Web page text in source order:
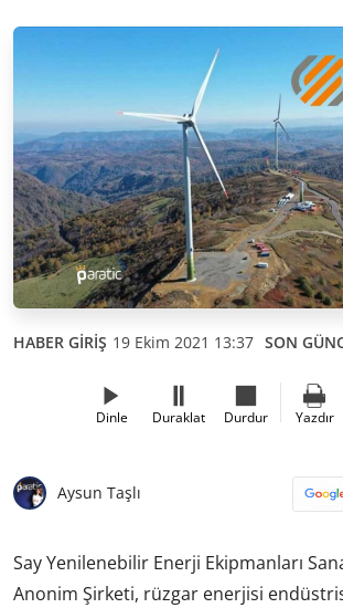
HABER GİRİŞ 19 Ekim 2021 13:37 SON
Dinle Duraklat Durdur Yazdır
Aysun Taşlı
Say Yenilenebilir Enerji Ekipmanları
Anonim Şirketi, rüzgar enerjisi